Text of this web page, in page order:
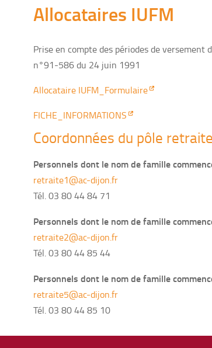
Allocataires IUFM
Prise en compte des périodes de
n°91-586 du 24 juin 1991
Allocataire IUFM_Formulaire
FICHE_INFORMATIONS
Coordonnées du pôle
Personnels dont le nom de famille
retraite1@ac-dijon.fr
Tél. 03 80 44 84 71
Personnels dont le nom de famille
retraite2@ac-dijon.fr
Tél. 03 80 44 85 44
Personnels dont le nom de famille
retraite5@ac-dijon.fr
Tél. 03 80 44 85 10